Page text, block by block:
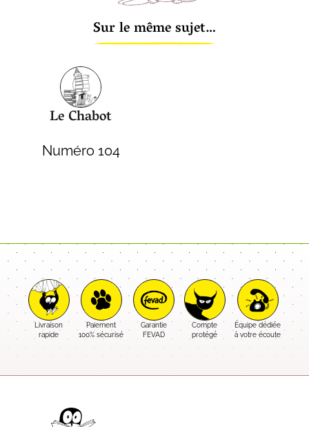
Sur le même sujet…
Le Chabot
Numéro 104
Livraison
rapide
Paiement
100% sécurisé
Garantie
FEVAD
Compte
protégé
Équipe dédiée
à votre écoute